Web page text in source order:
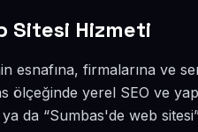
Sitesi Hizmeti
esnafına, firmalarına ve
ölçeğinde yerel SEO ve
ya da “Sumbas'de web